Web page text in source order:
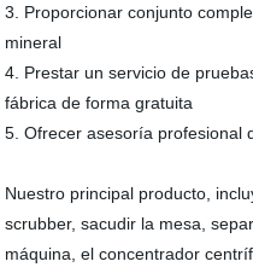
3. Proporcionar conjunto
mineral
4. Prestar un servicio de
fábrica de forma gratuita
5. Ofrecer asesoría profesional
Nuestro principal producto,
scrubber, sacudir la mesa,
máquina, el concentrador